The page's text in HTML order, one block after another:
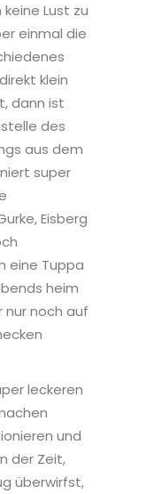
Lust zu
einmal die
klein
dann ist
des
aus dem
super
Eisberg
eine Tuppa
heim
nur noch auf
leckeren
und
der Zeit,
überwirfst,